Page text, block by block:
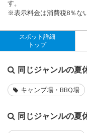
す。
※表示料金は消費税8％な
スポット詳細
トップ
同じジャンルの夏
キャンプ場・BBQ場
同じジャンルの夏